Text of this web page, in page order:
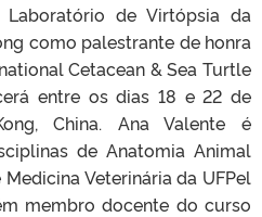
Laboratório de Virtópsia da
como palestrante de honra
Cetacean & Sea Turtle
entre os dias 18 e 22 de
China. Ana Valente é
de Anatomia Animal
Veterinária da UFPel
membro docente do curso